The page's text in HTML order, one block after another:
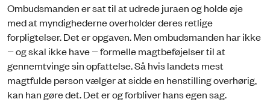
Ombudsmanden er sat til at udrede juraen og holde øje
med at myndighederne overholder deres retlige
forpligtelser. Det er opgaven. Men ombudsmanden har ikke
− og skal ikke have − formelle magtbeføjelser til at
gennemtvinge sin opfattelse. Så hvis landets mest
magtfulde person vælger at sidde en henstilling overhørig,
kan han gøre det. Det er og forbliver hans egen sag.